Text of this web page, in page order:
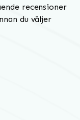
recensioner
du väljer